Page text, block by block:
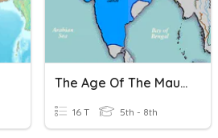
The Age Of The Mauryas
16 T 5th - 8th